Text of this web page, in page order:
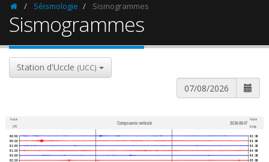
HomepageSéismologie Sismogrammes
Sismogrammes
Station d'Uccle (UCC)
Heure
UTC
Composante verticale 2026-08-07
Heure
belge
00:00
00:30
01:00
01:30
02:00
02:30
02:30
03:00
03:30
04:00
04:30
05:00